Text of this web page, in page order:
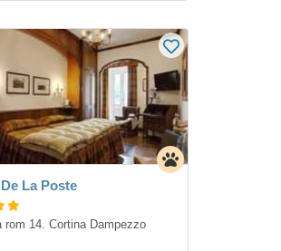
La Poste
rom 14. Cortina Dampezzo